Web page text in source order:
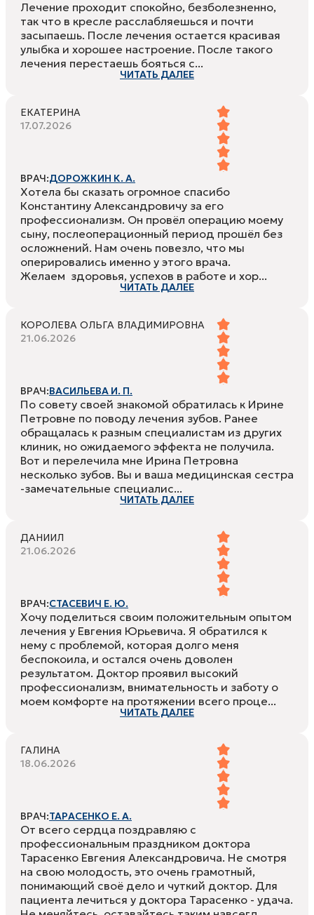
Лечение проходит спокойно, безболезненно,
так что в кресле расслабляешься и почти
засыпаешь. После лечения остается красивая
улыбка и хорошее настроение. После такого
лечения перестаешь бояться с...
ЧИТАТЬ ДАЛЕЕ
ЕКАТЕРИНА
17.07.2026
ВРАЧ:ДОРОЖКИН К. А.
Хотела бы сказать огромное спасибо
Константину Александровичу за его
профессионализм. Он провёл операцию моему
сыну, послеоперационный период прошёл без
осложнений. Нам очень повезло, что мы
оперировались именно у этого врача.
Желаем здоровья, успехов в работе и хор...
ЧИТАТЬ ДАЛЕЕ
КОРОЛЕВА ОЛЬГА ВЛАДИМИРОВНА
21.06.2026
ВРАЧ:ВАСИЛЬЕВА И. П.
По совету своей знакомой обратилась к Ирине
Петровне по поводу лечения зубов. Ранее
обращалась к разным специалистам из других
клиник, но ожидаемого эффекта не получила.
Вот и перелечила мне Ирина Петровна
несколько зубов. Вы и ваша медицинская сестра
-замечательные специалис...
ЧИТАТЬ ДАЛЕЕ
ДАНИИЛ
21.06.2026
ВРАЧ:СТАСЕВИЧ Е. Ю.
Хочу поделиться своим положительным опытом
лечения у Евгения Юрьевича. Я обратился к
нему с проблемой, которая долго меня
беспокоила, и остался очень доволен
результатом. Доктор проявил высокий
профессионализм, внимательность и заботу о
моем комфорте на протяжении всего проце...
ЧИТАТЬ ДАЛЕЕ
ГАЛИНА
18.06.2026
ВРАЧ:ТАРАСЕНКО Е. А.
От всего сердца поздравляю с
профессиональным праздником доктора
Тарасенко Евгения Александровича. Не смотря
на свою молодость, это очень грамотный,
понимающий своё дело и чуткий доктор. Для
пациента лечиться у доктора Тарасенко - удача.